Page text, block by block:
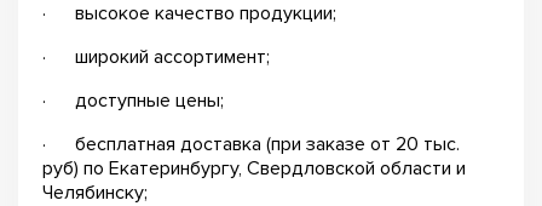
· высокое качество продукции;
· широкий ассортимент;
· доступные цены;
· бесплатная доставка (при заказе от 20 тыс.
руб) по Екатеринбургу, Свердловской области и
Челябинску;